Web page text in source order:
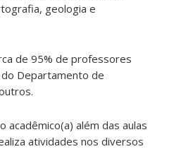
geologia e
de 95% de professores
Departamento de
acadêmico(a) além das aulas
atividades nos diversos